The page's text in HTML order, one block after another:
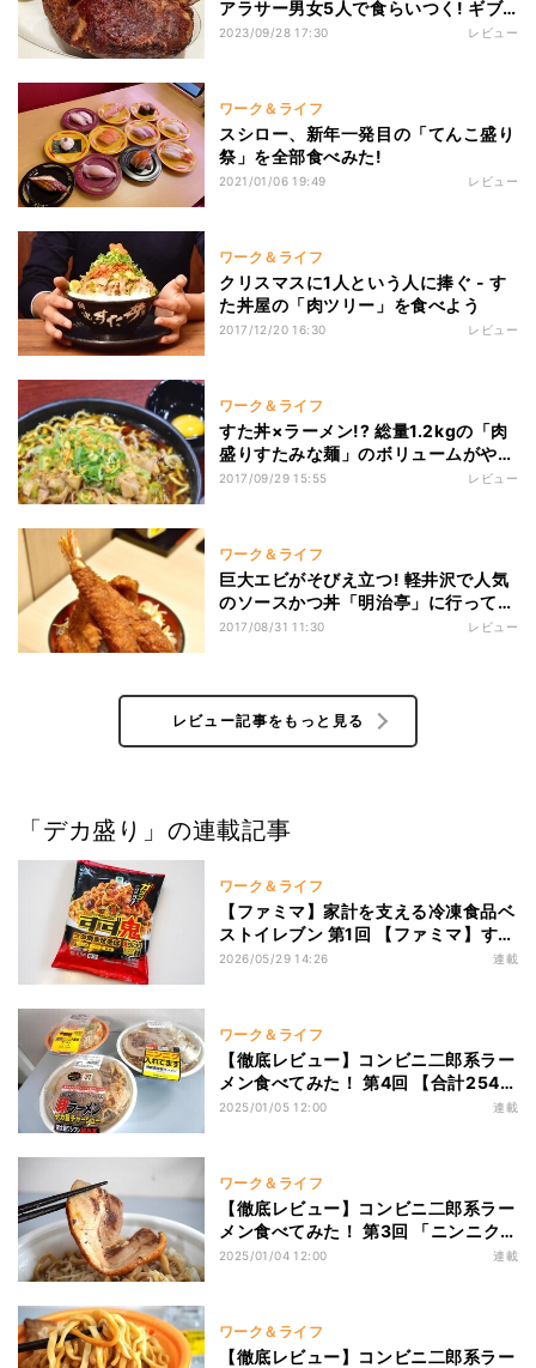
アラサー男女5人で食らいつく! ギブ
アップかと思いきや…?
2023/09/28 17:30 レビュー
ワーク＆ライフ
スシロー、新年一発目の「てんこ盛り
祭」を全部食べみた!
2021/01/06 19:49 レビュー
ワーク＆ライフ
クリスマスに1人という人に捧ぐ - す
た丼屋の「肉ツリー」を食べよう
2017/12/20 16:30 レビュー
ワーク＆ライフ
すた丼×ラーメン!? 総量1.2kgの「肉
盛りすたみな麺」のボリュームがやば
い
2017/09/29 15:55 レビュー
ワーク＆ライフ
巨大エビがそびえ立つ! 軽井沢で人気
のソースかつ丼「明治亭」に行ってき
た
2017/08/31 11:30 レビュー
レビュー記事をもっと見る
「デカ盛り」の連載記事
ワーク＆ライフ
【ファミマ】家計を支える冷凍食品ベ
ストイレブン 第1回 【ファミマ】すず
鬼監修のスタ満まぜそば「胃袋をねじ
2026/05/29 14:26 連載
ワーク＆ライフ
【徹底レビュー】コンビニ二郎系ラー
メン食べてみた！ 第4回 【合計2544
キロカロリー!】セブン・ファミマ・
など食べ比べるぞ
2025/01/05 12:00 連載
ワーク＆ライフ
【徹底レビュー】コンビニ二郎系ラー
メン食べてみた！ 第3回 「ニンニク入
れてます」ローソンの“二郎系ラーメ
ていくぞ!
2025/01/04 12:00 連載
ワーク＆ライフ
【徹底レビュー】コンビニ二郎系ラー